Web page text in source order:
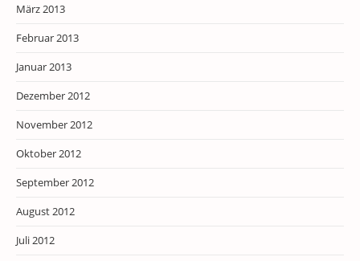
März 2013
Februar 2013
Januar 2013
Dezember 2012
November 2012
Oktober 2012
September 2012
August 2012
Juli 2012